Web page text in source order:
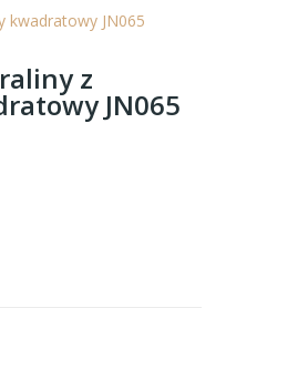
kwadratowy JN065
z
JN065